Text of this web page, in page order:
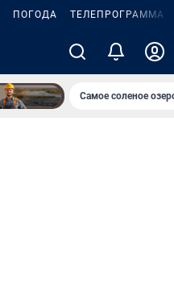
ПОГОДА ТЕЛЕПРОГРАММА
Самое соленое